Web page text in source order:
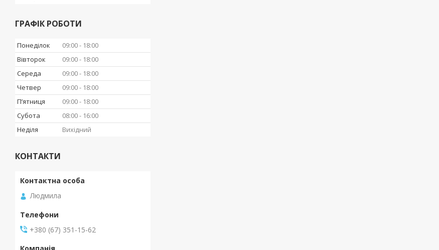
ГРАФІК РОБОТИ
Понеділок 09:00
18:00
Вівторок
09:00
18:00
Середа
09:00
18:00
Четвер
09:00
18:00
Пʼятниця
09:00
18:00
Субота
08:00
16:00
Неділя
Вихідний
КОНТАКТИ
Людмила
+380 (67) 351-15-62